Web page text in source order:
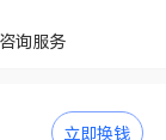
询服务
立即换钱